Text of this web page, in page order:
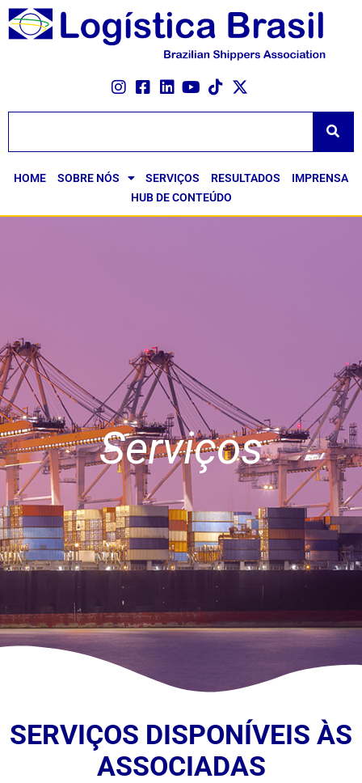
HOME SOBRE NÓS SERVIÇOS RESULTADOS
IMPRENSA
HUB DE CONTEÚDO
Serviços
SERVIÇOS DISPONÍVEIS ÀS
ASSOCIADAS